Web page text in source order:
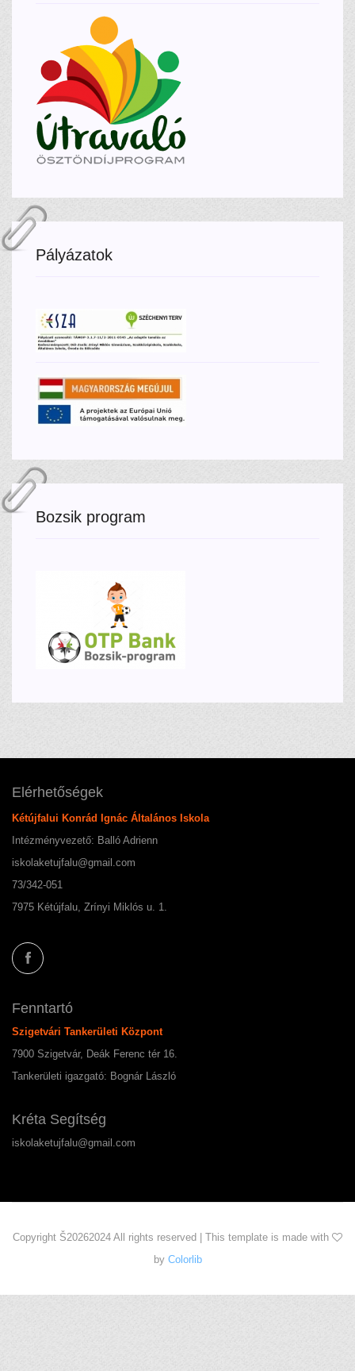
Pályázatok
Bozsik program
Elérhetőségek
Kétújfalui Konrád Ignác Általános Iskola
Intézményvezető: Balló Adrienn
iskolaketujfalu@gmail.com
73/342-051
7975 Kétújfalu, Zrínyi Miklós u. 1.
Fenntartó
Szigetvári Tankerületi Központ
7900 Szigetvár, Deák Ferenc tér 16.
Tankerületi igazgató: Bognár László
Kréta Segítség
iskolaketujfalu@gmail.com
Copyright Š20262024 All rights reserved | This template is made with
by Colorlib